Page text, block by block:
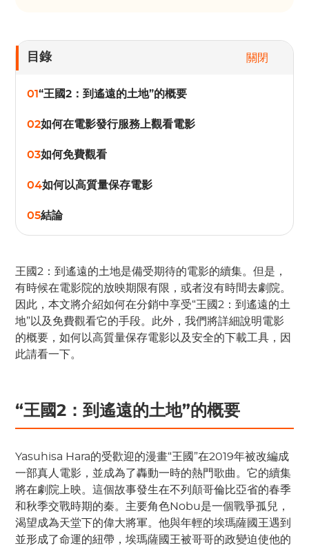
目錄 關閉
01“王國2：到遙遠的土地”的概要
02如何在電影發行服務上觀看電影
03如何免費觀看
04如何以高質量保存電影
05結論
王國2：到遙遠的土地是備受期待的電影的續集。但是，
有時候在電影院的放映期限有限，或者沒有時間去劇院。
因此，本文將介紹如何在分銷中享受“王國2：到遙遠的土
地”以及免費觀看它的手段。此外，我們將詳細說明電影
的概要，如何以高質量保存電影以及安全的下載工具，因
此請看一下。
“王國2：到遙遠的土地”的概要
Yasuhisa Hara的受歡迎的漫畫“王國”在2019年被改編成
一部真人電影，並成為了轟動一時的熱門歌曲。它的續集
將在劇院上映。這個故事發生在不列顛哥倫比亞省的春季
和秋季交戰時期的秦。主要角色Nobu是一個戰爭孤兒，
渴望成為天堂下的偉大將軍。他與年輕的埃瑪薩國王遇到
並形成了命運的紐帶，埃瑪薩國王被哥哥的政變迫使他的